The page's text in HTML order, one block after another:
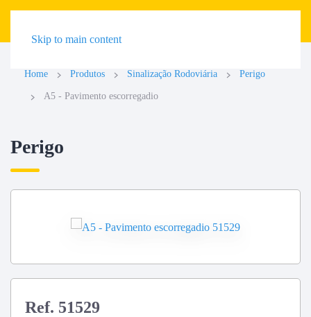
Skip to main content
Home Produtos Sinalização Rodoviária Perigo
A5 - Pavimento escorregadio
Perigo
Ref. 51529